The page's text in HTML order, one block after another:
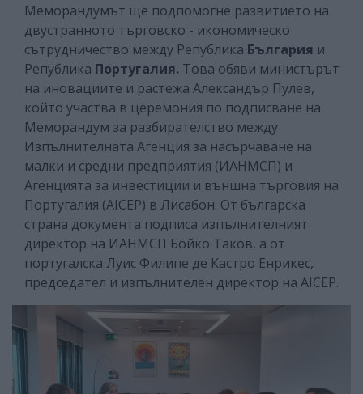
Меморандумът ще подпомогне развитието на
двустранното търговско - икономическо
сътрудничество между Република България и
Република Португалия. Това обяви министърът
на иновациите и растежа Александър Пулев,
който участва в церемония по подписване на
Меморандум за разбирателство между
Изпълнителната Агенция за насърчаване на
малки и средни предприятия (ИАНМСП) и
Агенцията за инвестиции и външна търговия на
Португалия (AICEP) в Лисабон. От българска
страна документа подписа изпълнителният
директор на ИАНМСП Бойко Таков, а от
португалска Луис Филипе де Кастро Енрикес,
председател и изпълнителен директор на AICEP.